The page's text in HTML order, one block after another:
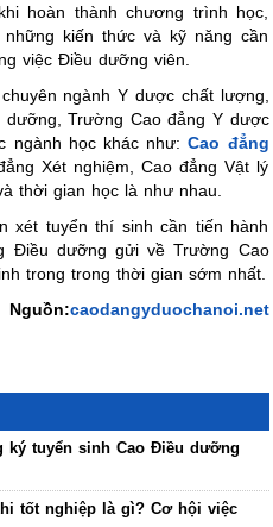
hoàn thành chương trình học,
kiến thức và kỹ năng cần
việc Điều dưỡng viên.
ngành Y dược chất lượng,
Trường Cao đẳng Y dược
ngành học khác như:Cao đẳng
Xét nghiệm, Cao đẳng Vật lý
thời gian học là như nhau.
xét tuyển thí sinh cần tiến hành
Điều dưỡng gửi về Trường Cao
trong trong thời gian sớm nhất.
Nguồn:caodangyduochanoi.net
tuyển sinh Cao Điều dưỡng
tốt nghiệp là gì? Cơ hội việc